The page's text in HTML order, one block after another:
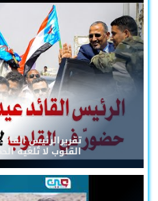
تقريرالرئيس
القلوب لا تُلغيه